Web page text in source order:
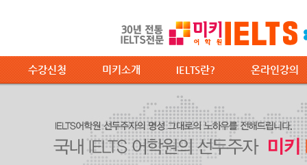
수강신청 미키소개 IELTS란? 온라인강의